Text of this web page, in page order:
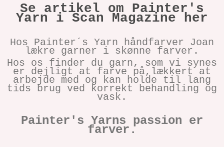
Se artikel om Painter's
Yarn i Scan Magazine her
Hos Painter´s Yarn håndfarver Joan
lækre garner i skønne farver.
Hos os finder du garn, som vi synes
er dejligt at farve på,lækkert at
arbejde med og kan holde til lang
tids brug ved korrekt behandling og
vask.
Painter's Yarns passion er
farver.